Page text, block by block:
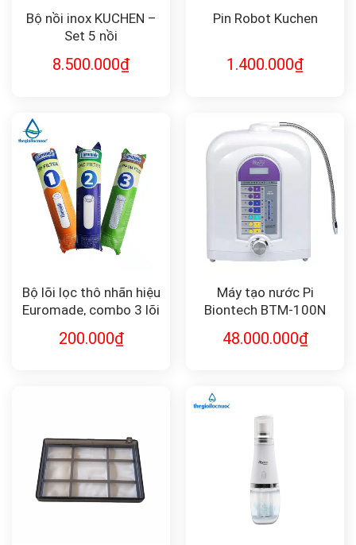
Bộ nồi inox KUCHEN –
Set 5 nồi
8.500.000₫
Pin Robot Kuchen
1.400.000₫
Bộ lõi lọc thô nhãn hiệu
Euromade, combo 3 lõi
200.000₫
Máy tạo nước Pi
Biontech BTM-100N
48.000.000₫